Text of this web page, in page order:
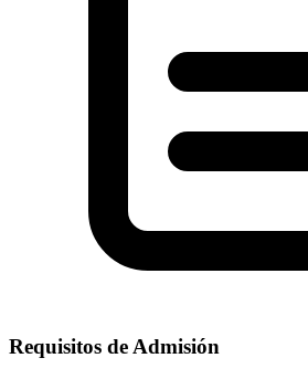
Requisitos de Admisión